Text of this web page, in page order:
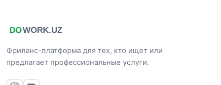
Фриланс-платформа для тех, кто ищет или
предлагает профессиональные услуги.